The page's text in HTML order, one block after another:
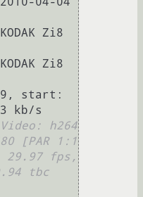
kb/s
h264
[PAR 1:1
29.97 fps,
tbc